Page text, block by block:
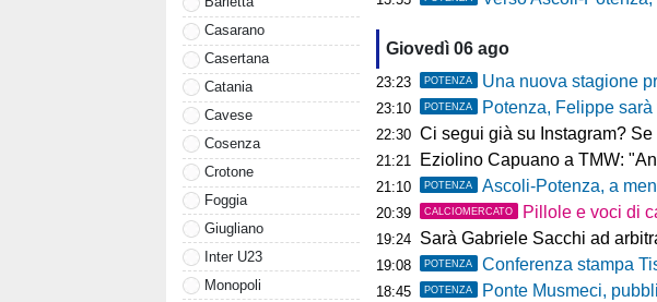
Casarano
Casertana
Catania
Cavese
Cosenza
Crotone
Foggia
Giugliano
Inter U23
Monopoli
Giovedì 06 ago
23:23 POTENZA Una nuova stagione pronta
23:10 POTENZA Potenza, Felippe
22:30 Ci segui già su Instagram? Se la
21:21 Eziolino Capuano a TMW: "Antonini solo disastri, i
21:10 POTENZA Ascoli-Potenza, a meno di 24 ore dalla
20:39 CALCIOMERCATO Pillole e voci di
19:24 Sarà Gabriele Sacchi ad
19:08 POTENZA Conferenza stampa Tisci,
18:45 POTENZA Ponte Musmeci,